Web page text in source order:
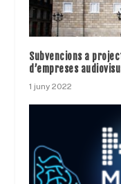
Subvencions a
d’empreses
1 juny 2022